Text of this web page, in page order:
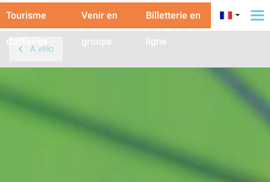
Tourisme
d'affaires
Venir en
groupe
Billetterie en
ligne
À vélo